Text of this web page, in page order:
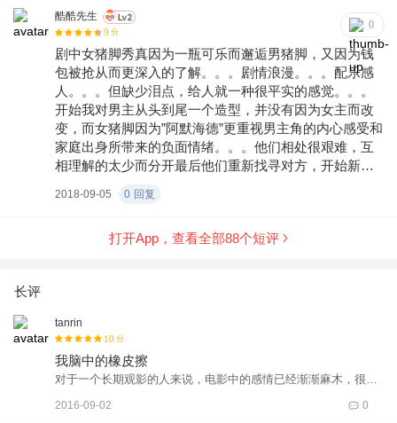
酷酷先生
9 分
0
剧中女猪脚秀真因为一瓶可乐而邂逅男猪脚，又因为钱
包被抢从而更深入的了解。。。剧情浪漫。。。配乐感
人。。。但缺少泪点，给人就一种很平实的感觉。。。
开始我对男主从头到尾一个造型，并没有因为女主而改
变，而女猪脚因为”阿默海德”更重视男主角的内心感受和
家庭出身所带来的负面情绪。。。他们相处很艰难，互
相理解的太少而分开最后他们重新找寻对方，开始新生
2018-09-05 0 回复
打开App，查看全部88个短评
长评
tanrin
10 分
我脑中的橡皮擦
对于一个长期观影的人来说，电影中的感情已经渐渐麻木，很多
2016-09-02 0